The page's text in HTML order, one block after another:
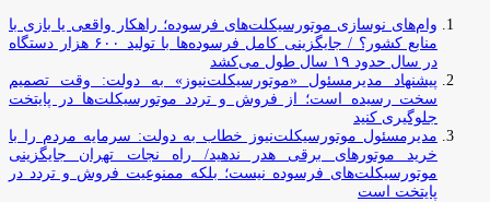
وام‌های نوسازی موتورسیکلت‌های فرسوده؛ راهکار واقعی یا بازی با
منابع کشور؟ / جایگزینی کامل فرسوده‌ها با تولید ۶۰۰ هزار دستگاه
در سال حدود ۱۹ سال طول می‌کشد
پیشنهاد مدیرمسئول «موتورسیکلت‌نیوز» به دولت: وقت تصمیم
سخت رسیده است؛ از فروش و تردد موتورسیکلت‌ها در پایتخت
جلوگیری کنید
مدیرمسئول موتورسیکلت‌نیوز خطاب به دولت: سرمایه مردم را با
خرید موتورهای برقی هدر ندهید/ راه نجات تهران جایگزینی
موتورسیکلت‌های فرسوده نیست؛ بلکه ممنوعیت فروش و تردد در
پایتخت است